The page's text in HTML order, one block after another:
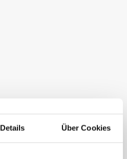
Details Über Cookies